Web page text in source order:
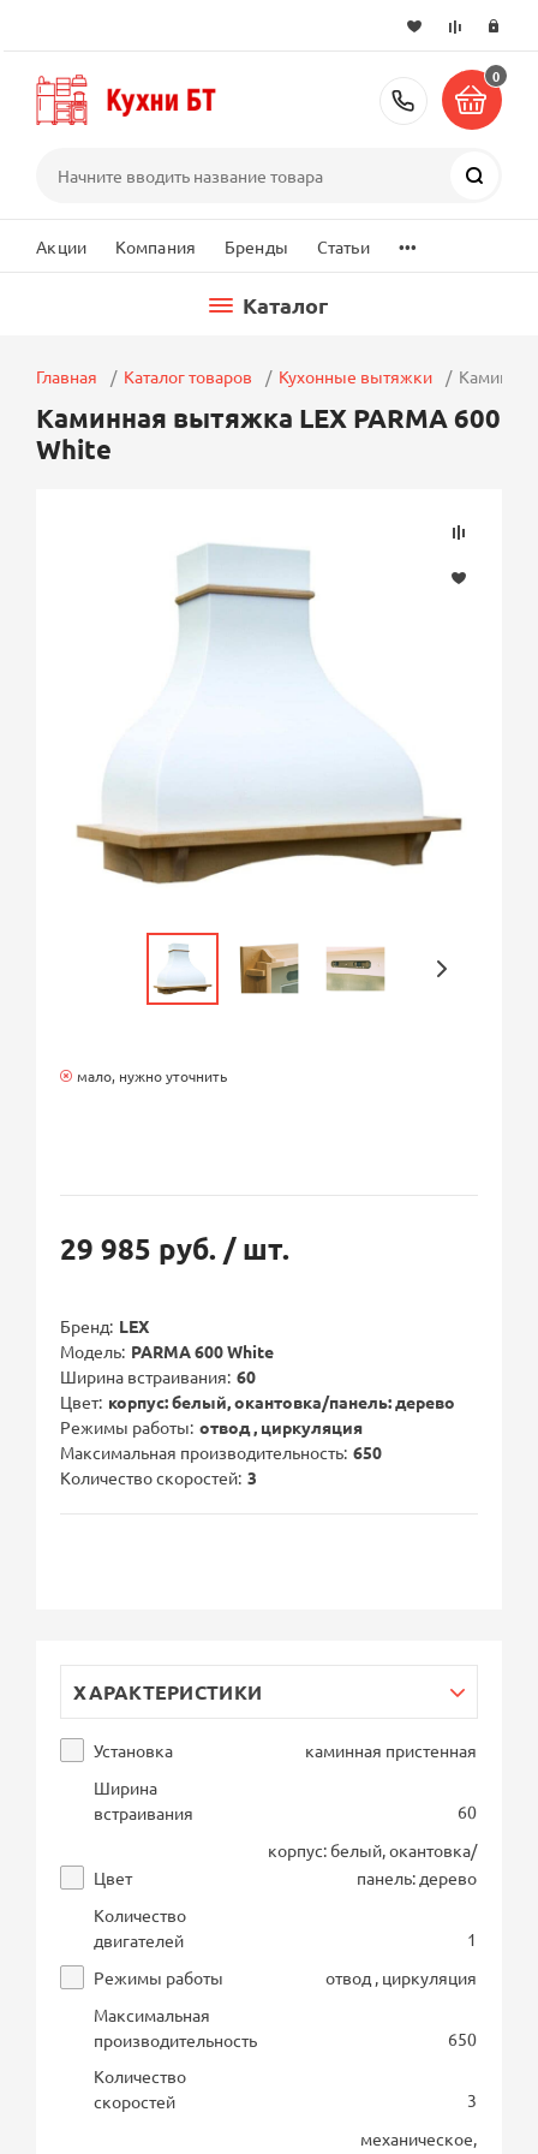
+7 (495)
0
Акции Компания Бренды Статьи ...
Каталог
Главная Каталог товаров Кухонные вытяжки
Каминная вытяжка LEX PARMA 600
White
мало, нужно уточнить
29 985 руб. / шт.
Бренд LEX
Модель PARMA 600 White
Ширина встраивания 60
Цвет корпус: белый, окантовка/панель: дерево
Режимы работы отвод , циркуляция
Максимальная производительность 650
Количество скоростей 3
ХАРАКТЕРИСТИКИ
Установка
каминная пристенная
Ширина
встраивания
60
Цвет
корпус: белый, окантовка/
панель: дерево
Количество
двигателей
1
Режимы работы
отвод , циркуляция
Максимальная
производительность
650
Количество
скоростей
3
механическое,